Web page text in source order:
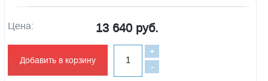
Цена: 13 640 руб.
Добавить в корзину
-
+